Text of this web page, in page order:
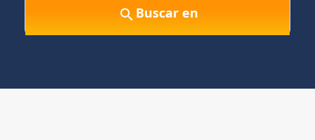
Buscar en